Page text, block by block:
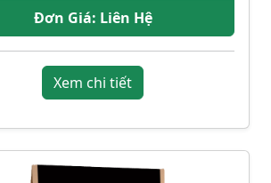
Đơn Giá: Liên Hệ
Xem chi tiết